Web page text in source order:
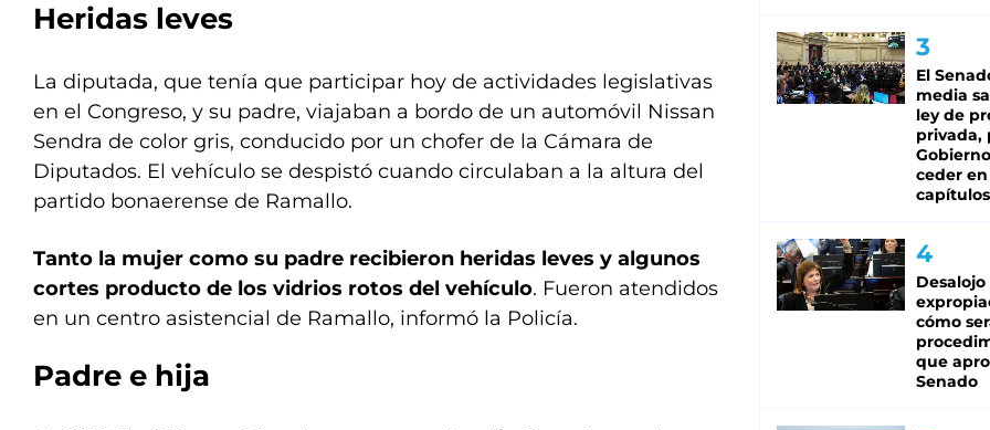
Heridas leves
La diputada, que tenía que participar hoy de actividades legislativas
en el Congreso, y su padre, viajaban a bordo de un automóvil Nissan
Sendra de color gris, conducido por un chofer de la Cámara de
Diputados. El vehículo se despistó cuando circulaban a la altura del
partido bonaerense de Ramallo.
Tanto la mujer como su padre recibieron heridas leves y algunos
cortes producto de los vidrios rotos del vehículo. Fueron atendidos
en un centro asistencial de Ramallo, informó la Policía.
Padre e hija
El
media
ley de
privada,
ceder
capítulos
cómo
que
Senado